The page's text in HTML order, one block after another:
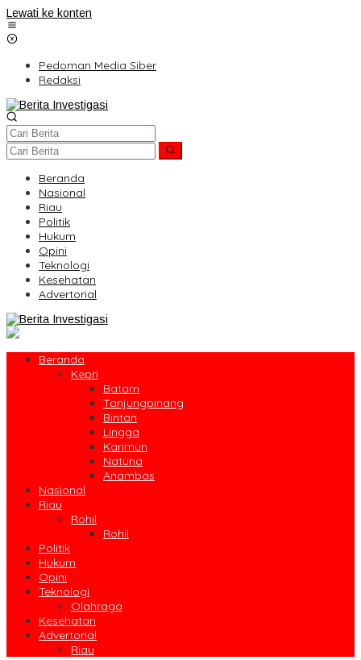
Lewati ke konten
Pedoman Media Siber
Redaksi
Beranda
Nasional
Riau
Politik
Hukum
Opini
Teknologi
Kesehatan
Advertorial
Beranda
Kepri
Batam
Tanjungpinang
Bintan
Lingga
Karimun
Natuna
Anambas
Nasional
Riau
Rohil
Rohil
Politik
Hukum
Opini
Teknologi
Olahraga
Kesehatan
Advertorial
Riau